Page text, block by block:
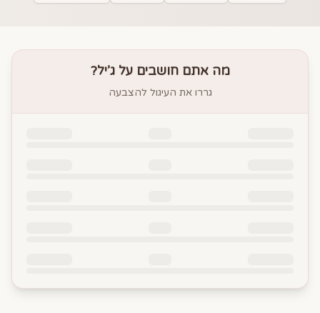
מה אתם חושבים עלג’יל?
גררו את העיגול להצבעה